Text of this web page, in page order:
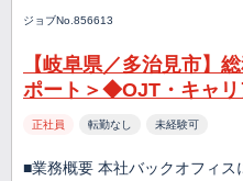
ジョブNo.856613
【岐阜県／多治見市】
ポート＞◆OJT・キャリ
正社員 転勤なし 未経験可
■業務概要 本社バックオフィ